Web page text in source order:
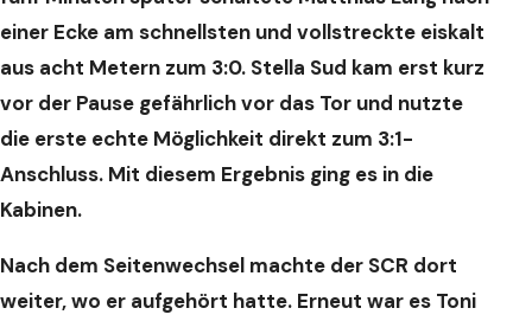
einer Ecke am schnellsten und vollstreckte eiskalt
aus acht Metern zum 3:0. Stella Sud kam erst kurz
vor der Pause gefährlich vor das Tor und nutzte
die erste echte Möglichkeit direkt zum 3:1-
Anschluss. Mit diesem Ergebnis ging es in die
Kabinen.
Nach dem Seitenwechsel machte der SCR dort
weiter, wo er aufgehört hatte. Erneut war es Toni